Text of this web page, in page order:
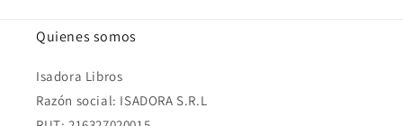
Quienes somos
Isadora Libros
Razón social: ISADORA S.R.L